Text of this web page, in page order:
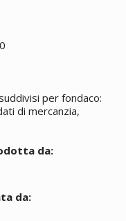
per fondaco:
di mercanzia,
da:
da: